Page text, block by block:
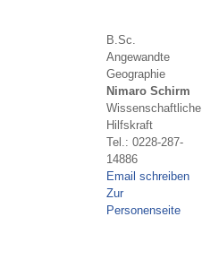
B.Sc.
Angewandte
Geographie
Nimaro Schirm
Wissenschaftliche
Hilfskraft
Tel.: 0228-287-
14886
Email schreiben
Zur
Personenseite